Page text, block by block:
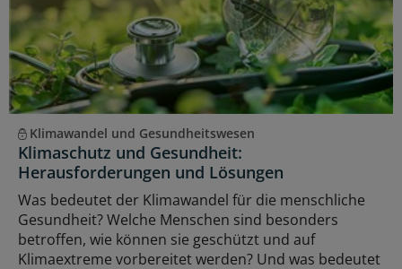
Klimawandel und Gesundheitswesen
Klimaschutz und Gesundheit:
Herausforderungen und Lösungen
Was bedeutet der Klimawandel für die menschliche
Gesundheit? Welche Menschen sind besonders
betroffen, wie können sie geschützt und auf
Klimaextreme vorbereitet werden? Und was bedeutet